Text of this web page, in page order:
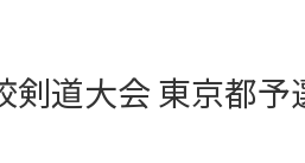
道大会 東京都